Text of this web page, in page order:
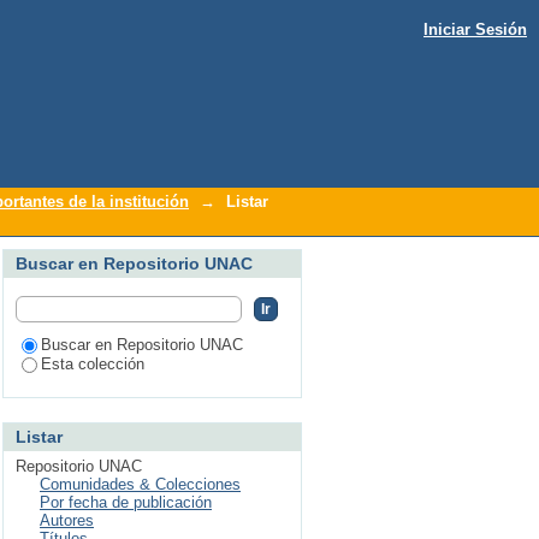
Iniciar Sesión
de la institución →
Listar
Buscar en Repositorio UNAC
Buscar en Repositorio UNAC
Esta colección
Listar
Repositorio UNAC
Comunidades & Colecciones
Por fecha de publicación
Autores